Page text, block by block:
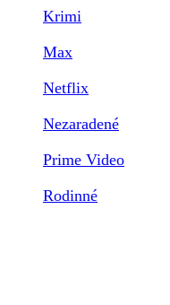
Krimi
Max
Netflix
Nezaradené
Prime Video
Rodinné